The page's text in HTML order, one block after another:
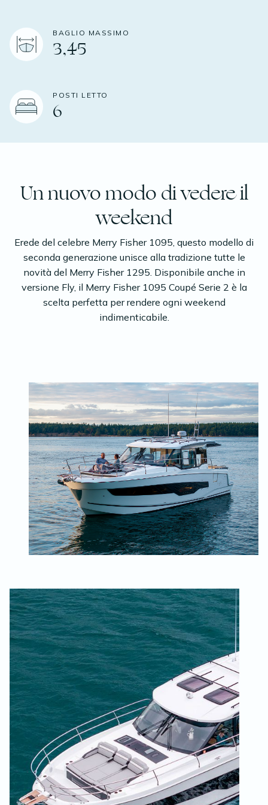
BAGLIO MASSIMO
3,45
POSTI LETTO
6
Un nuovo modo di vedere il
weekend
Erede del celebre Merry Fisher 1095, questo modello di
seconda generazione unisce alla tradizione tutte le
novità del Merry Fisher 1295. Disponibile anche in
versione Fly, il Merry Fisher 1095 Coupé Serie 2 è la
scelta perfetta per rendere ogni weekend
indimenticabile.